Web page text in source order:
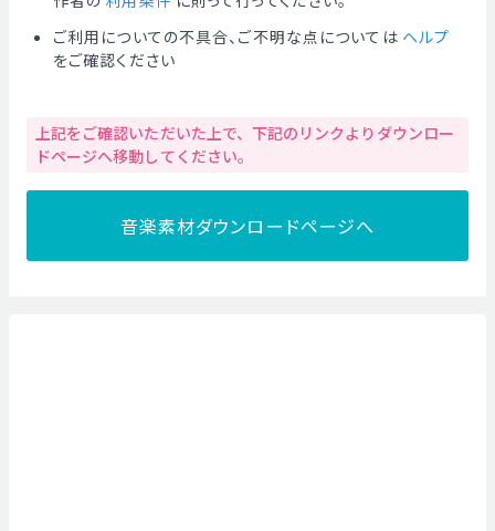
ご利用についての不具合、ご不明な点については ヘルプ
をご確認ください
上記をご確認いただいた上で、下記のリンクよりダウンロー
ドページへ移動してください。
音楽素材ダウンロードページへ